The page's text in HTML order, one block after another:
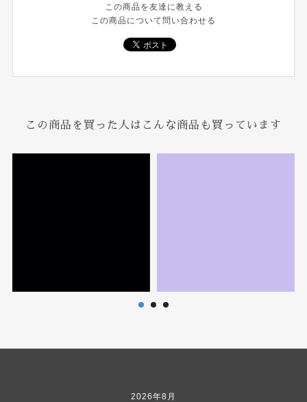
この商品を友達に教える
この商品について問い合わせる
この商品を買った人はこんな商品も買っています
2026年8月